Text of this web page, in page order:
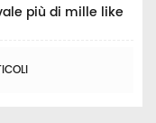
più di mille like